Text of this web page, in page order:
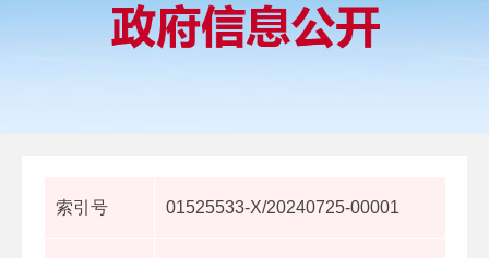
索引号 01525533-X/20240725-00001